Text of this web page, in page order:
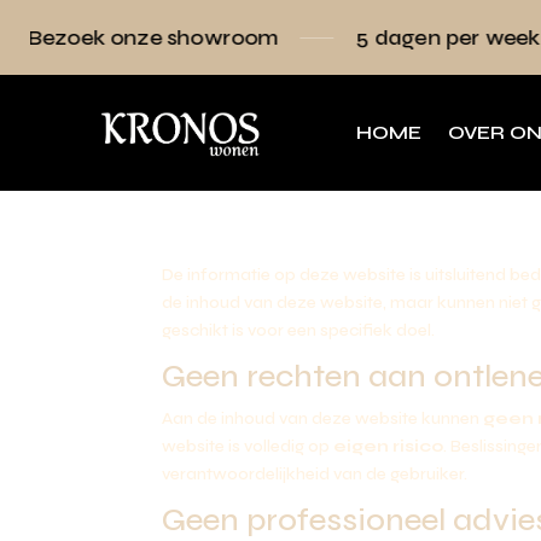
onze showroom 5 dagen per week
HOME OVER
De informatie op deze website is uitsluitend
de inhoud van deze website, maar kunnen niet
geschikt is voor een specifiek doel.
Geen rechten aan
Aan de inhoud van deze website kunnen geen
website is volledig op eigen risico.
verantwoordelijkheid van de gebruiker.
Geen professioneel